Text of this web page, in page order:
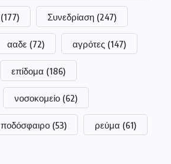
(177) Συνεδρίαση (247)
ααδε (72) αγρότες (147)
επίδομα (186)
νοσοκομείο (62)
ποδόσφαιρο (53) ρεύμα (61)